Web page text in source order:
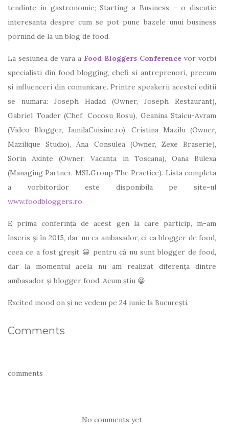
tendinte in gastronomie; Starting a Business – o discutie
interesanta despre cum se pot pune bazele unui business
pornind de la un blog de food.
La sesiunea de vara a Food Bloggers Conference vor vorbi
specialisti din food blogging, chefi si antreprenori, precum
si influenceri din comunicare. Printre speakerii acestei editii
se numara: Joseph Hadad (Owner, Joseph Restaurant),
Gabriel Toader (Chef, Cocosu Rosu), Geanina Staicu-Avram
(Video Blogger, JamilaCuisine.ro), Cristina Mazilu (Owner,
Mazilique Studio), Ana Consulea (Owner, Zexe Braserie),
Sorin Axinte (Owner, Vacanta in Toscana), Oana Bulexa
(Managing Partner. MSLGroup The Practice). Lista completa
a vorbitorilor este disponibila pe site-ul
www.foodbloggers.ro.
E prima conferință de acest gen la care particip, m-am
înscris și în 2015, dar nu ca ambasador, ci ca blogger de food,
ceea ce a fost greșit 😀 pentru că nu sunt blogger de food,
dar la momentul acela nu am realizat diferența dintre
ambasador și blogger food. Acum știu 😀
Excited mood on și ne vedem pe 24 iunie la București.
Comments
comments
No comments yet